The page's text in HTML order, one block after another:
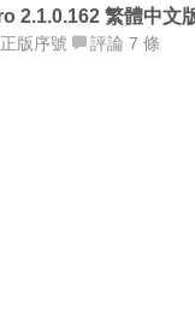
2.1.0.162 繁體中文
版序號 評論 7 條